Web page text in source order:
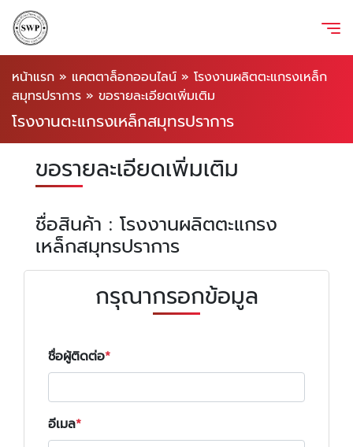
หน้าแรก » แคตตาล็อกออนไลน์ » โรงงานผลิตตะแกรงเหล็ก
สมุทรปราการ » ขอรายละเอียดเพิ่มเติม
โรงงานตะแกรงเหล็กสมุทรปราการ
ขอรายละเอียดเพิ่มเติม
ชื่อสินค้า : โรงงานผลิตตะแกรง
เหล็กสมุทรปราการ
กรุณากรอกข้อมูล
ชื่อผู้ติดต่อ
อีเมล